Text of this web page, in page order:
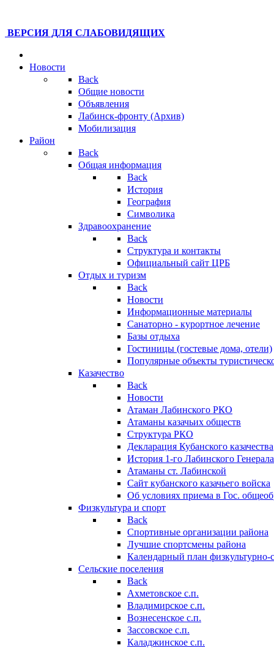
ВЕРСИЯ ДЛЯ СЛАБОВИДЯЩИХ
Новости
Back
Общие новости
Объявления
Лабинск-фронту (Архив)
Мобилизация
Район
Back
Общая информация
Back
История
География
Символика
Здравоохранение
Back
Структура и контакты
Официальный сайт ЦРБ
Отдых и туризм
Back
Новости
Информационные материалы
Санаторно - курортное лечение
Базы отдыха
Гостиницы (гостевые дома, отели)
Популярные объекты
Казачество
Back
Новости
Атаман Лабинского РКО
Атаманы казачьих обществ
Структура РКО
Декларация Кубанского казачества
История 1-го Лабинского
Атаманы ст. Лабинской
Cайт кубанского казачьего войска
Об условиях приема в Гос.
Физкультура и спорт
Back
Спортивные организации района
Лучшие спортсмены района
Календарный план
Сельские поселения
Back
Ахметовское с.п.
Владимирское с.п.
Вознесенское с.п.
Зассовское с.п.
Каладжинское с.п.